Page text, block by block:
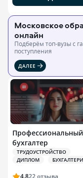
Московское
онлайн
Подберём топ-вузы c
поступления
ДАЛЕЕ
Профессиональный
бухгалтер
ТРУДОУСТРОЙСТВО
ДИПЛОМ
4.822отзыва